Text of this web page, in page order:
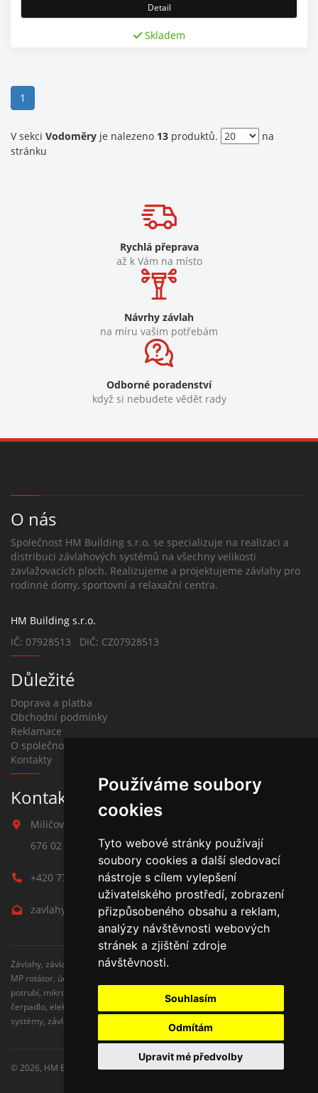
Používáme soubory
cookies
Tyto webové stránky používají
soubory cookies a další sledovací
nástroje s cílem vylepšení
uživatelského prostředí, zobrazení
přizpůsobeného obsahu a reklam,
analýzy návštěvnosti webových
stránek a zjištění zdroje
návštěvnosti.
Souhlasím
Odmítám
Upravit mé předvolby
Detail
Skladem
1
V sekci Vodoměry je nalezeno 13 produktů.
na
stránku
Rychlá přeprava
až k Vám na místo
Návrhy závlah
na míru vašim potřebám
Odborné poradenství
když si nebudete vědět rady
O nás
Společnost HM Building s.r.o. se specializuje na realizaci a
distribuci závlahových systémů na všechny velikosti
zavlažovacích ploch. Realizujeme a projektujeme závlahy pro
rodinné domy, sportovní a relaxační centra.
HM Building s.r.o.
IČ: 07928513 DIČ: CZ07928513
Důležité
Doprava a platba
Obchodní podmínky
Reklamace
O společnosti
Kontakty
Kontakt na závlahy
Miličova 541
676 02 Moravské Budějovice
+420 777 780 938
zavlahy@hmbuilding.cz
Závlahy, závlahové systémy, AZS, postřikovače, trysky, kapenkova závlaha,
MP rotátor, úderove postřikovače, automatické zavlažovaní, kapkovací
potrubí, mikrozávlaha, zahradní hadice, zahradní sloupky, Hunter,
čerpadlo, elektromagnetické ventily, zavlažovaní trávníku, zavlažovací
systémy, závlaha svépomocí, rozvodné potrubí, čidlo srážek
© 2026, HM Building s.r.o.